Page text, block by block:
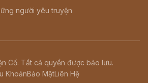
người yêu truyện
Cổ. Tất cả quyền được bảo lưu.
KhoảnBảo MậtLiên Hệ